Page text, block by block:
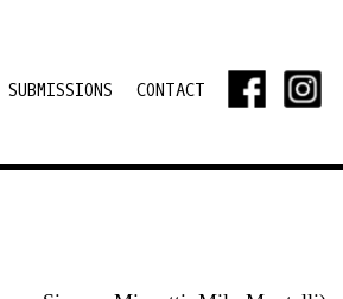
SUBMISSIONS CONTACT